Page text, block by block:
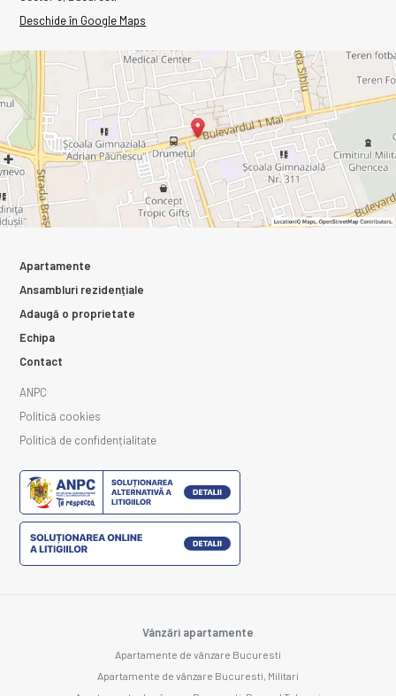
Deschide în Google Maps
Apartamente
Ansambluri rezidențiale
Adaugă o proprietate
Echipa
Contact
ANPC
Politică cookies
Politică de confidențialitate
Vânzări apartamente
Apartamente de vânzare Bucuresti
Apartamente de vânzare Bucuresti, Militari